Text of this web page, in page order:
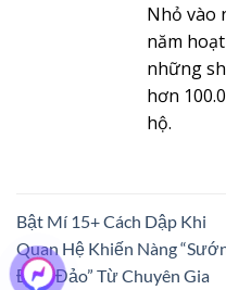
Nhỏ vào
năm
những
hơn
hộ.
Bật Mí 15+ Cách Dập Khi
Quan Hệ Khiến Nàng
Điên Đảo” Từ Chuyên Gia